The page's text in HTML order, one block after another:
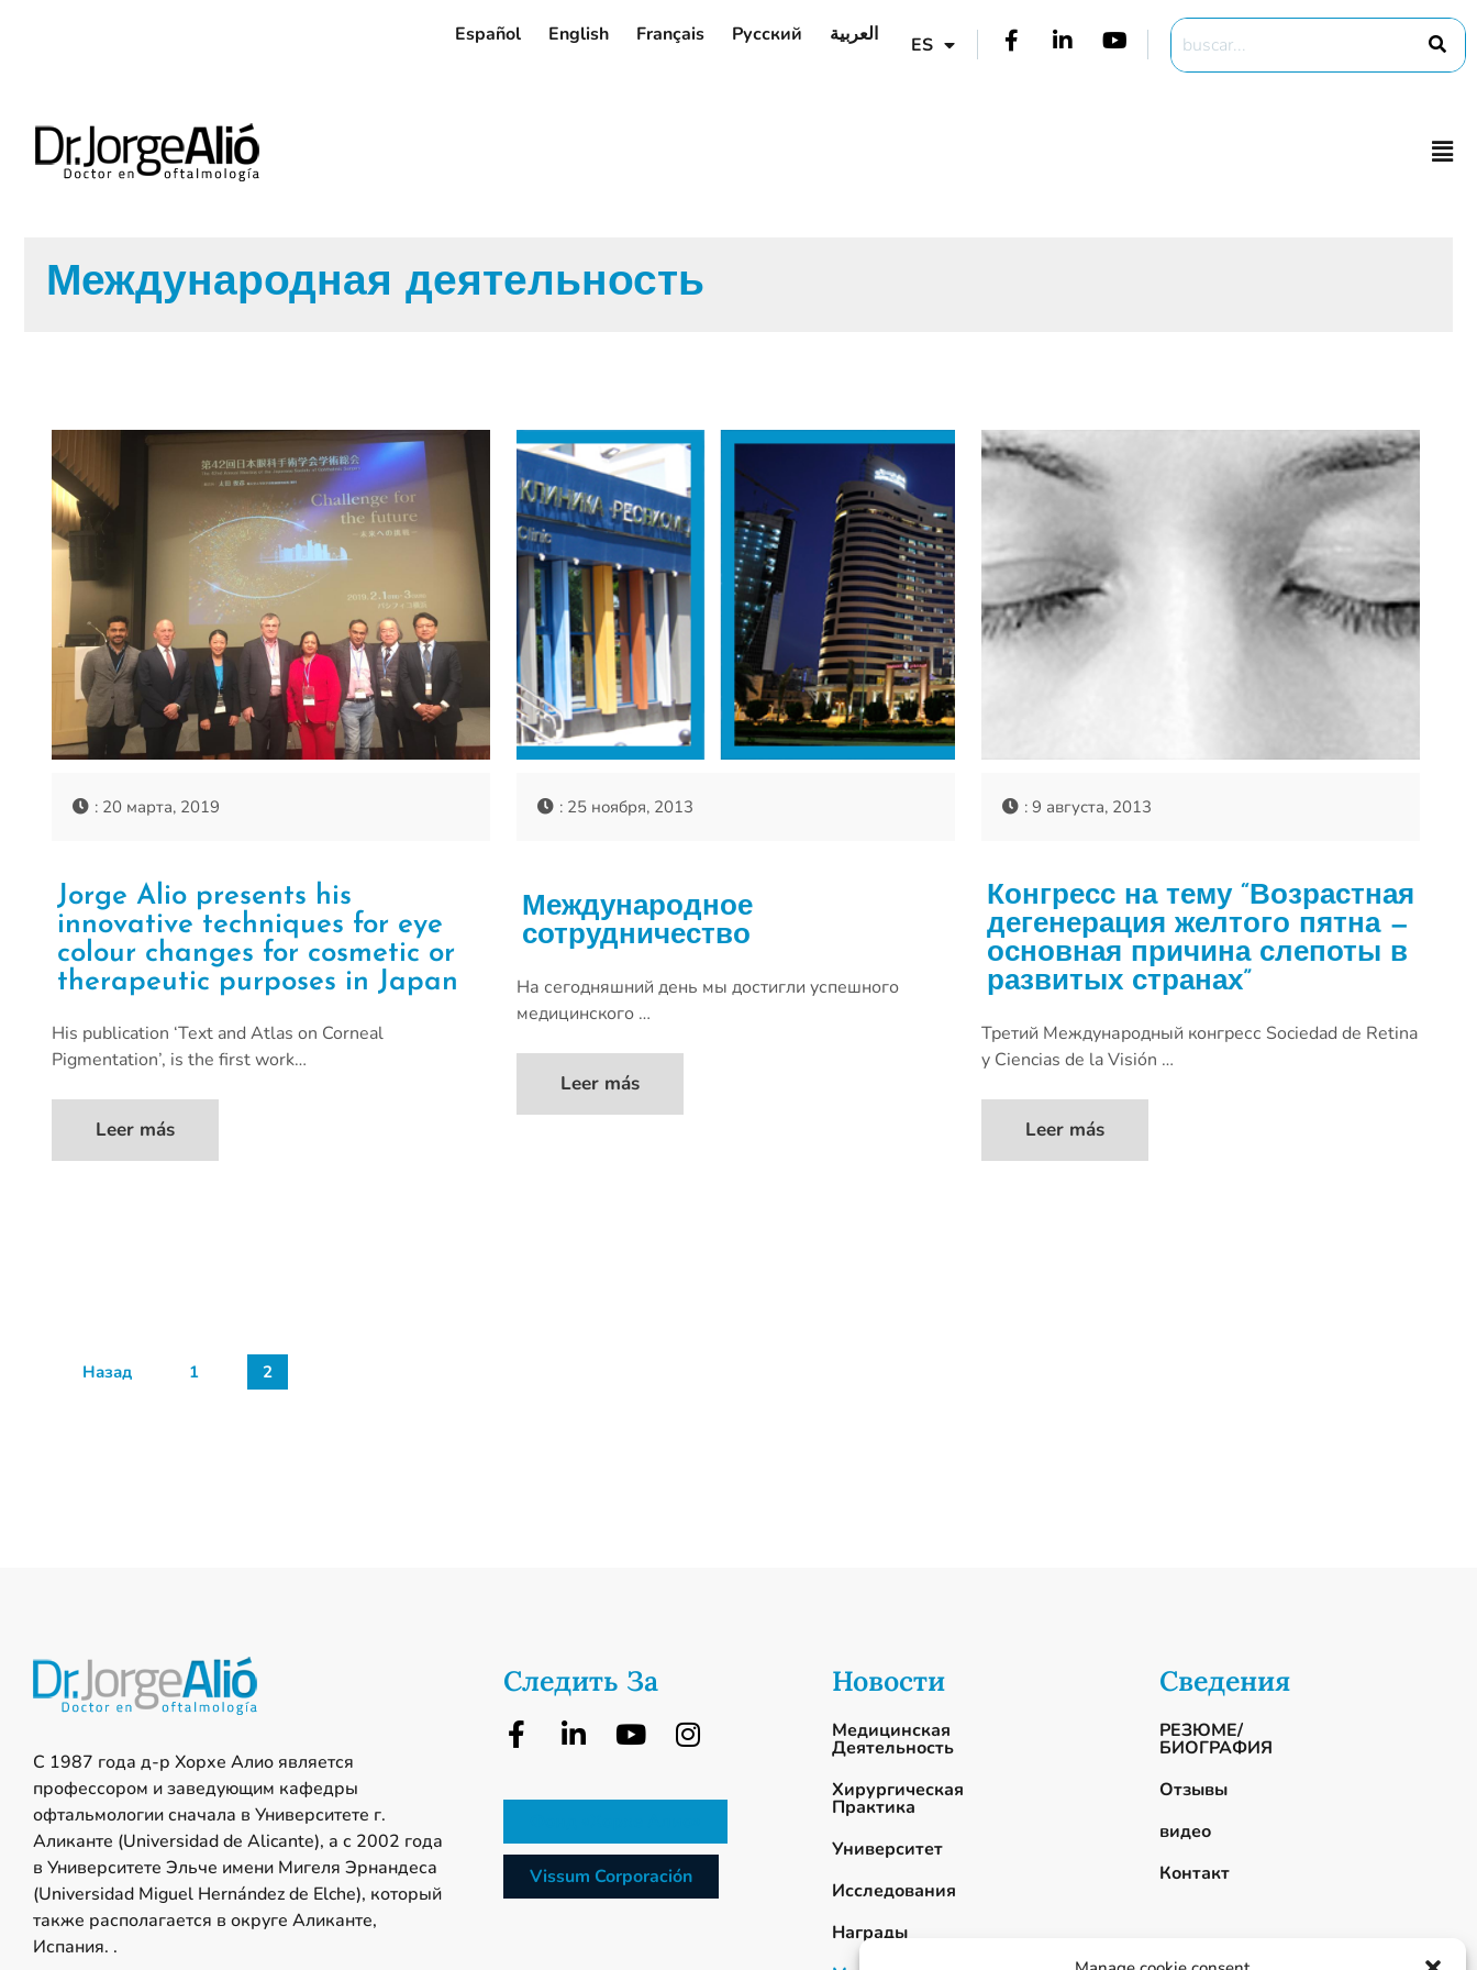
Español English Français Русский العربية ES
Международная деятельность
: 20 марта, 2019
Jorge Alio presents his
innovative techniques for eye
colour changes for cosmetic or
therapeutic purposes in Japan
His publication ‘Text and Atlas on Corneal
Pigmentation’, is the first work…
Leer más
: 25 ноября, 2013
Международное
сотрудничество
На сегодняшний день мы достигли успешного
медицинского …
Leer más
: 9 августа, 2013
Конгресс на тему “Возрастная
дегенерация желтого пятна —
основная причина слепоты в
развитых странах”
Третий Международный конгресс Sociedad de Retina
y Ciencias de la Visión …
Leer más
Назад 1 2
С 1987 года д-р Хорхе Алио является
профессором и заведующим кафедры
офтальмологии сначала в Университете г.
Аликанте (Universidad de Alicante), а с 2002 года
в Университете Эльче имени Мигеля Эрнандеса
(Universidad Miguel Hernández de Elche), который
также располагается в округе Аликанте,
Испания. .
Следить За
Vissum Corporación
Новости
Медицинская
Деятельность
Хирургическая
Практика
Университет
Исследования
Награды
Сведения
РЕЗЮМЕ/
БИОГРАФИЯ
Отзывы
видео
Контакт